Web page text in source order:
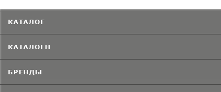
КАТАЛОГ
КАТАЛОГИ
БРЕНДЫ